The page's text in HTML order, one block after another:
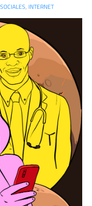
, INTERNET